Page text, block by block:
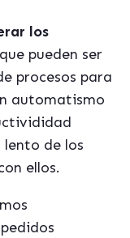
los
pueden ser
procesos para
automatismo
de los
ellos.